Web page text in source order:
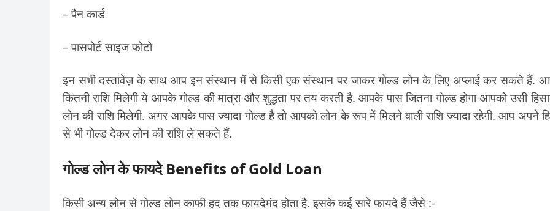
– पैन कार्ड
– पासपोर्ट साइज फोटो
इन सभी दस्तावेज़ के साथ आप इन संस्थान में से किसी एक संस्थान पर जाकर गोल्ड लोन के लिए अप्लाई कर सकते हैं.
कितनी राशि मिलेगी ये आपके गोल्ड की मात्रा और शुद्धता पर तय करती है. आपके पास जितना गोल्ड होगा आपको उसी
लोन की राशि मिलेगी. अगर आपके पास ज्यादा गोल्ड है तो आपको लोन के रूप में मिलने वाली राशि ज्यादा रहेगी. आप अपने
से भी गोल्ड देकर लोन की राशि ले सकते हैं.
गोल्ड लोन के फायदे Benefits of Gold Loan
किसी अन्य लोन से गोल्ड लोन काफी हद तक फायदेमंद होता है. इसके कई सारे फायदे हैं जैसे :-